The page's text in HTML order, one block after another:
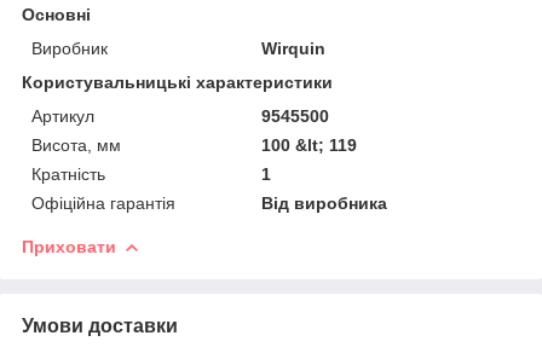
Основні
Виробник
Wirquin
Користувальницькі характеристики
Артикул
9545500
Висота, мм
100 &lt; 119
Кратність
1
Офіційна гарантія
Від виробника
Приховати
Умови доставки